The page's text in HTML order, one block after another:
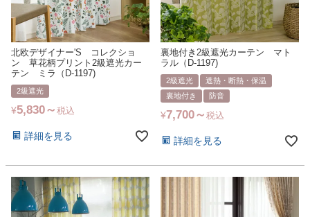
北欧デザイナー'S コレクショ
ン 草花柄プリント2級遮光カー
テン ミラ（D-1197)
2級遮光
¥5,830 税込
詳細を見る
裏地付き2級遮光カーテン マト
ラル（D-1197)
2級遮光
遮熱・断熱・保温
裏地付き
防音
¥7,700 税込
詳細を見る